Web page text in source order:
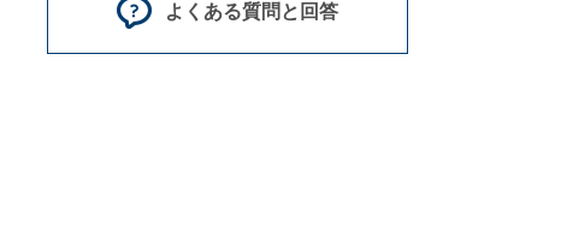
よくある質問と回答